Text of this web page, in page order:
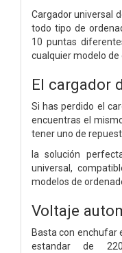
Cargador universal
todo tipo de
10 puntas
cualquier modelo de
El cargador
Si has perdido el
encuentras el
tener uno de
la solución
universal,
modelos de
Voltaje
Basta con enchufar
estandar de